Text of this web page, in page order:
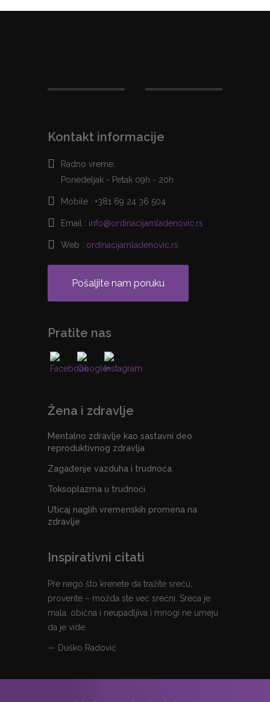
Kontakt informacije
Radno vreme:
Ponedeljak - Petak 09h - 20h
Mobile : +381 69 24 36 504
Email : info@ordinacijamladenovic.rs
Web : ordinacijamladenovic.rs
Pošaljite nam poruku
Pratite nas
Žena i zdravlje
Mentalno zdravlje kao sastavni deo
reproduktivnog zdravlja
Zagađenje vazduha i trudnoća
Toksoplazma u trudnoći
Uticaj naglih vremenskih promena na
zdravlje
Inspirativni citati
Pre nego što krenete da tražite sreću,
proverite – možda ste već srećni. Sreća je
mala, obična i neupadljiva i mnogi ne umeju
da je vide.
— Duško Radović